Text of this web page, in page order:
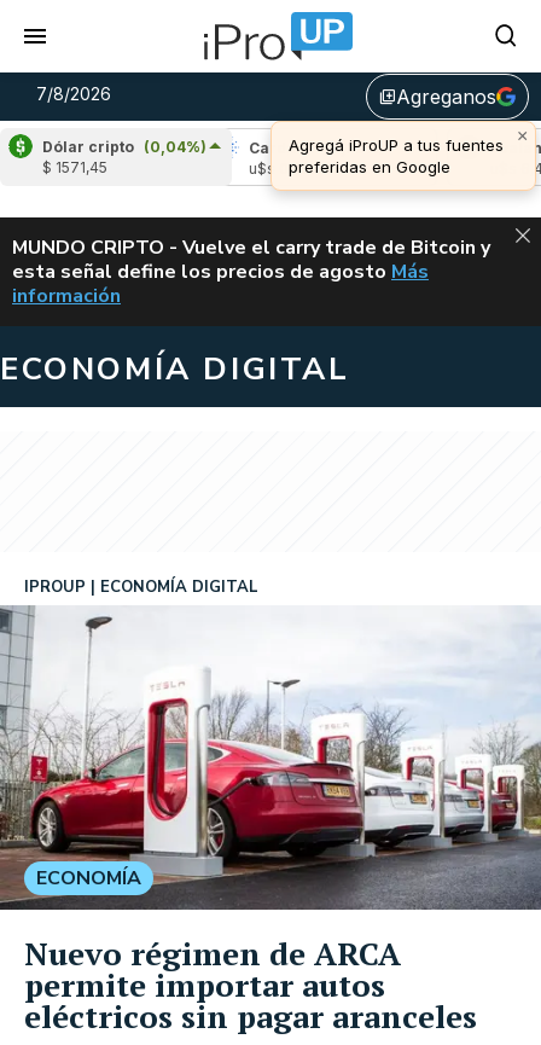
7/8/2026 library_addAgreganos
×
Agregá iProUP a tus fuentes
preferidas en Google
Dólar cripto (0,04%)
$ 1571,45
(-0,96%)
Cardano
(6,22%)
u$s 0,20
Avalanche
ALERTA
MUNDO CRIPTO - Vuelve el carry trade de Bitcoin y
esta señal define los precios de agosto VUELVE EL
Más
información
ECONOMÍA DIGITAL
IPROUP ECONOMÍA DIGITAL
ECONOMÍA
Nuevo régimen de ARCA
permite importar autos
eléctricos sin pagar aranceles